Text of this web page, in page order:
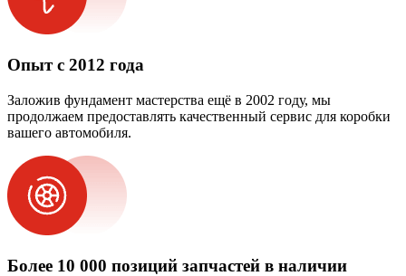
Опыт с 2012 года
Заложив фундамент мастерства ещё в 2002 году, мы
продолжаем предоставлять качественный сервис для коробки
вашего автомобиля.
Более 10 000 позиций запчастей в наличии